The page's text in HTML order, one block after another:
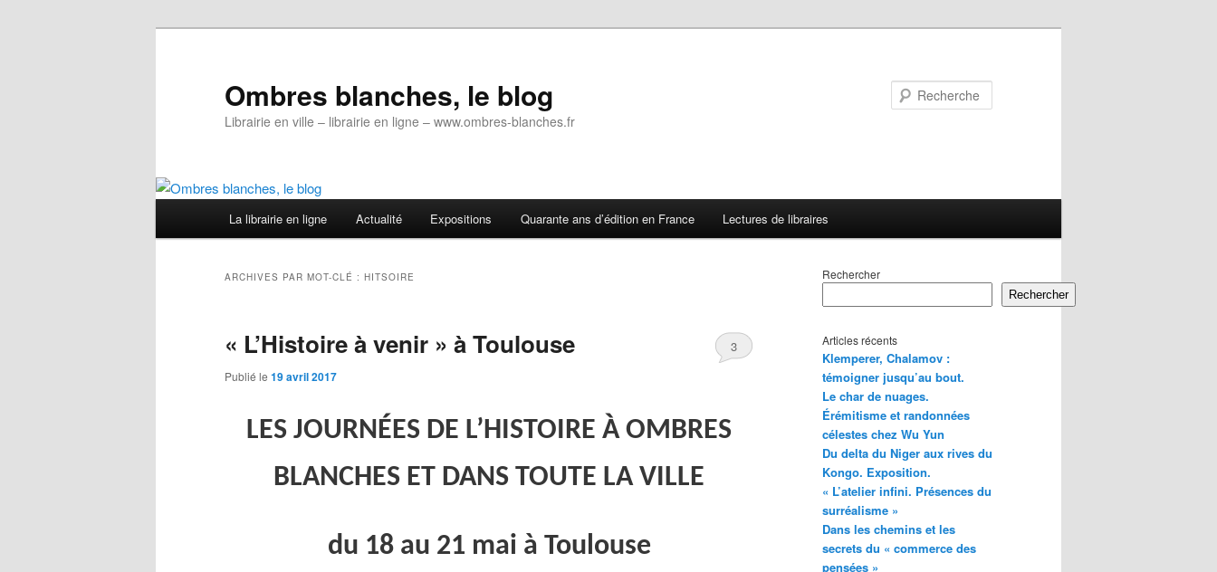
Ombres blanches, le blog
Librairie en ville – librairie en ligne – www.ombres-blanches.fr
La librairie en ligne Actualité Expositions Quarante ans d’édition en France Lectures de libraires
ARCHIVES PAR MOT-CLÉ : HITSOIRE
« L’Histoire à venir » à Toulouse
Publié le 19 avril 2017
3
LES JOURNÉES DE L’HISTOIRE ÀOMBRES
BLANCHES ET DANS TOUTE LA VILLE
du 18 au 21 mai à Toulouse
Rechercher
Rechercher
Articles récents
Klemperer, Chalamov :
témoigner jusqu’au bout.
Le char de nuages.
Érémitisme et randonnées
célestes chez Wu Yun
Du delta du Niger aux rives du
Kongo. Exposition.
« L’atelier infini. Présences du
surréalisme »
Dans les chemins et les
secrets du « commerce des
pensées »